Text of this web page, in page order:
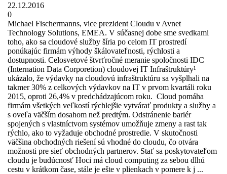
22.12.2016
0
Michael Fischermanns, vice prezident Cloudu v Avnet
Technology Solutions, EMEA. V súčasnej dobe sme svedkami
toho, ako sa cloudové služby šíria po celom IT prostredí
ponúkajúc firmám výhody škálovateľnosti, rýchlosti a
dostupnosti. Celosvetové štvrťročné meranie spoločnosti IDC
(Internation Data Corporetion) cloudovej IT Infraštruktúry¹
ukázalo, že výdavky na cloudovú infraštruktúru sa vyšplhali na
takmer 30% z celkových výdavkov na IT v prvom kvartáli roku
2015, oproti 26,4% v predchádzajúcom roku. Cloud pomáha
firmám všetkých veľkostí rýchlejšie vytvárať produkty a služby a
s oveľa väčším dosahom než predtým. Odstránenie bariér
spojených s vlastníctvom systémov umožňuje zmeny a rast tak
rýchlo, ako to vyžaduje obchodné prostredie. V skutočnosti
väčšina obchodných riešení sú vhodné do cloudu, čo otvára
možnosti pre sieť obchodných partnerov. Stať sa poskytovateľom
cloudu je budúcnosť Hoci má cloud computing za sebou dlhú
cestu v krátkom čase, stále je ešte v plienkach v pomere k j ...